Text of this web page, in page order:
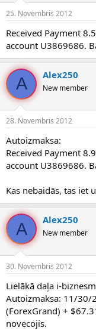
25. Novembris 2012
Received Payment
account U3869686.
A Alex250
New member
28. Novembris 2012
Autoizmaksa:
Received Payment
account U3869686.
Kas nebaidās, tas iet
A Alex250
New member
30. Novembris 2012
Lielākā daļa i-
Autoizmaksa: 11/30/
(ForexGrand) +
novecojis.